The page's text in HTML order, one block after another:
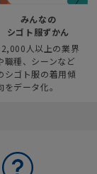
みんなの
シゴト服ずかん
人以上の業界
職種、シーンなど
シゴト服の着用傾
をデータ化。